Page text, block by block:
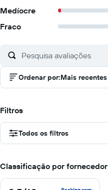
Medíocre
Fraco
Ordenar por:Mais recentes
Filtros
Todos os filtros
Classificação por fornecedor